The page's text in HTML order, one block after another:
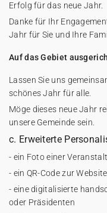
Erfolg für das neue Jahr.
Danke für Ihr
Jahr für Sie und Ihre
Auf das Gebiet
Lassen Sie uns
schönes Jahr für alle.
Möge dieses neue Jahr
unsere Gemeinde sein.
c. Erweiterte
- ein Foto einer
- ein QR-Code zur
- eine digitalisierte
oder Präsidenten